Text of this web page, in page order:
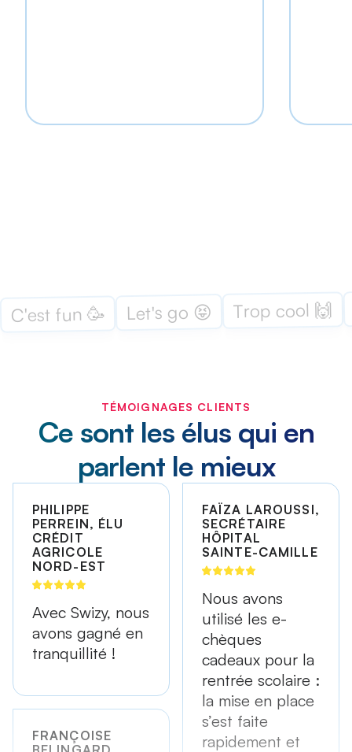
C'est fun 🥳 Let's go 😝 Trop cool 🙌
TÉMOIGNAGES CLIENTS
Ce sont les élus qui en
parlent le mieux
PHILIPPE
PERREIN, ÉLU
CRÉDIT
AGRICOLE
NORD-EST
Avec Swizy, nous
avons gagné en
tranquillité !
FRANÇOISE
FAÏZA LAROUSSI,
SECRÉTAIRE
HÔPITAL
SAINTE-CAMILLE
Nous avons
utilisé les e-
chèques
cadeaux pour la
rentrée scolaire :
la mise en place
s’est faite
rapidement et